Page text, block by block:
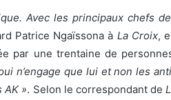
Avec les principaux chefs
Patrice Ngaïssona à La Croix,
par une trentaine de
n’engage que lui et non les
». Selon le correspondant de